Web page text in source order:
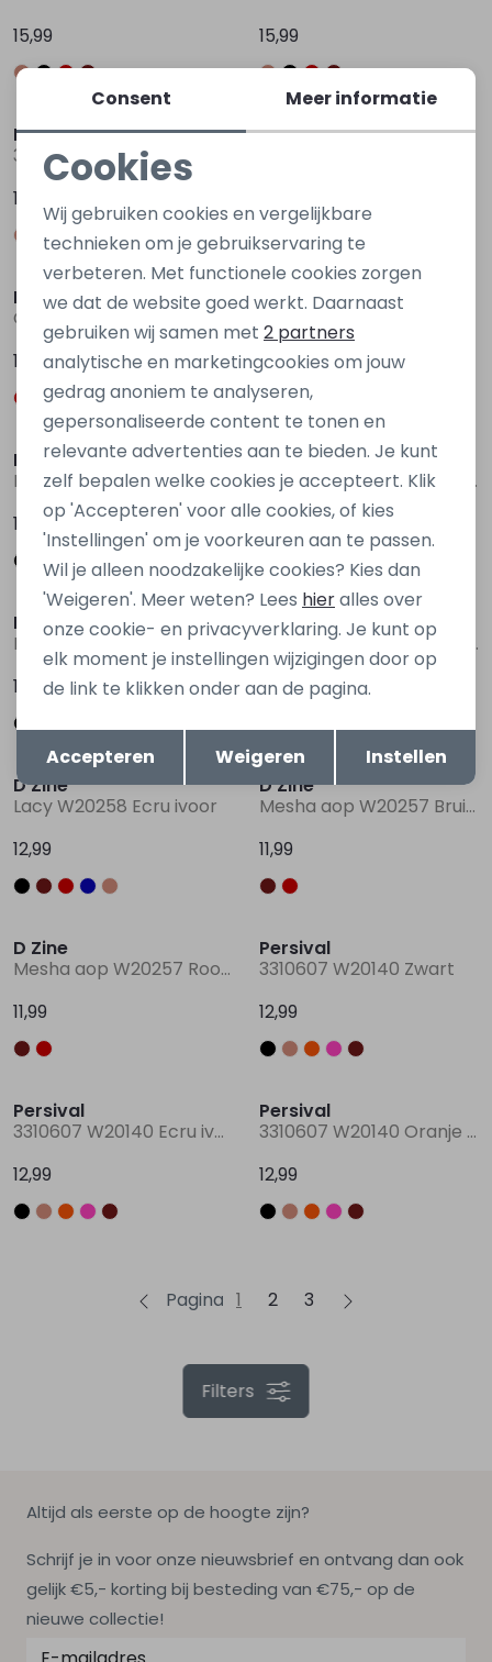
15,99
15,99
Persival
3310606 W20113 Rood wijn
15,99
Persival
Persival
17,99
Persival
17,99
D Zine
Lacy W20258 Zwart
12,99
D Zine
Lacy W20258 Bruin donker
12,99
D Zine
Lacy W20258 Rood bordo
12,99
D Zine
Lacy W20258 Blauw marine
12,99
D Zine
Lacy W20258 Ecru ivoor
12,99
D Zine
Mesha aop W20257 Bruin donker
11,99
D Zine
Mesha aop W20257 Rood bordo
11,99
Persival
3310607 W20140 Zwart
12,99
Persival
3310607 W20140 Ecru ivoor
12,99
Persival
3310607 W20140 Oranje donker koraal
12,99
Pagina 1 2 3
Filters
Altijd als eerste op de hoogte zijn?
Schrijf je in voor onze nieuwsbrief en ontvang dan ook
gelijk €5,- korting bij besteding van €75,- op de
nieuwe collectie!
Noodzakelijke cookies
Personalisatie cookies
Analytische cookies
Marketing cookies
Terug Opslaan
Consent Meer informatie
Cookies
Wij gebruiken cookies en vergelijkbare
technieken om je gebruikservaring te
verbeteren. Met functionele cookies zorgen
we dat de website goed werkt. Daarnaast
gebruiken wij samen met 2 partners
analytische en marketingcookies om jouw
gedrag anoniem te analyseren,
gepersonaliseerde content te tonen en
relevante advertenties aan te bieden. Je kunt
zelf bepalen welke cookies je accepteert. Klik
op 'Accepteren' voor alle cookies, of kies
'Instellingen' om je voorkeuren aan te passen.
Wil je alleen noodzakelijke cookies? Kies dan
'Weigeren'. Meer weten? Lees hieralles over
onze cookie- en privacyverklaring. Je kunt op
elk moment je instellingen wijzigingen door op
de link te klikken onder aan de pagina.
Accepteren Weigeren Instellen